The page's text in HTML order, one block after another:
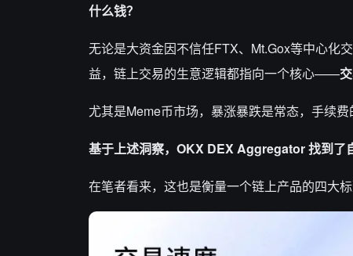
什么钱？
无论是大资金因不信任FTX、Mt.Gox等中心化
益，链上交易的生意逻辑都指向一个核心——
尤其是Meme币市场，暴涨暴跌是常态，手续费
基于上述洞察，OKX DEX Aggregator 找到了
在笔者看来，这也是衡量一个链上产品的四大